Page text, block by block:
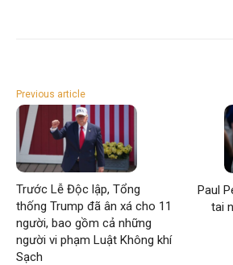
Previous article
Trước Lễ Độc lập, Tổng
thống Trump đã ân xá cho 11
người, bao gồm cả những
người vi phạm Luật Không khí
Sạch
Paul
tai